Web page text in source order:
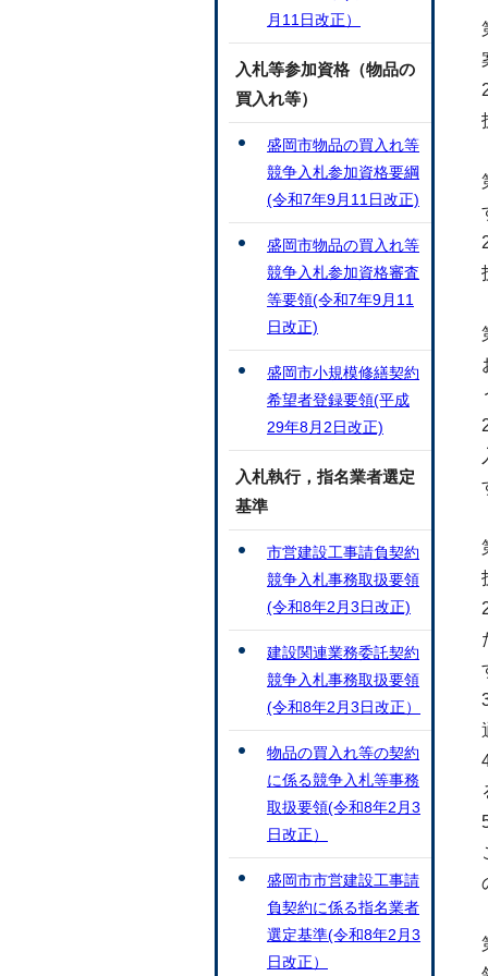
月11日改正）
入札等参加資格（物品の
買入れ等）
盛岡市物品の買入れ等
競争入札参加資格要綱
(令和7年9月11日改正)
盛岡市物品の買入れ等
競争入札参加資格審査
等要領(令和7年9月11
日改正)
盛岡市小規模修繕契約
希望者登録要領(平成
29年8月2日改正)
入札執行，指名業者選定
基準
市営建設工事請負契約
競争入札事務取扱要領
(令和8年2月3日改正)
建設関連業務委託契約
競争入札事務取扱要領
(令和8年2月3日改正）
物品の買入れ等の契約
に係る競争入札等事務
取扱要領(令和8年2月3
日改正）
盛岡市市営建設工事請
負契約に係る指名業者
選定基準(令和8年2月3
日改正）